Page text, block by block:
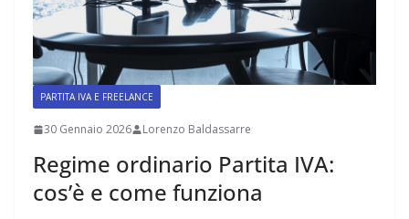
PARTITA IVA E FREELANCE
30 Gennaio 2026 Lorenzo Baldassarre
Regime ordinario Partita IVA:
cos’è e come funziona